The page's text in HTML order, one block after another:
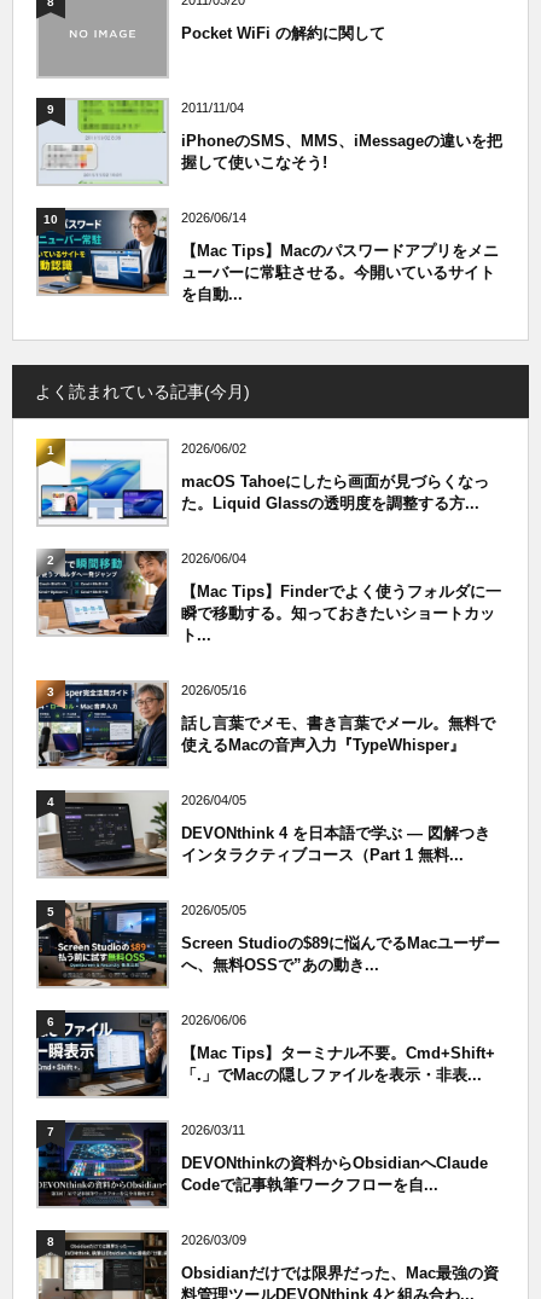
Pocket WiFi の解約に関して
9 2011/11/04
iPhoneのSMS、MMS、iMessageの違いを把
握して使いこなそう!
10 2026/06/14
【Mac Tips】Macのパスワードアプリをメニ
ューバーに常駐させる。今開いているサイト
を自動...
よく読まれている記事(今月)
1 2026/06/02
macOS Tahoeにしたら画面が見づらくなっ
た。Liquid Glassの透明度を調整する方...
2 2026/06/04
【Mac Tips】Finderでよく使うフォルダに一
瞬で移動する。知っておきたいショートカッ
ト...
3 2026/05/16
話し言葉でメモ、書き言葉でメール。無料で
使えるMacの音声入力『TypeWhisper』
4 2026/04/05
DEVONthink 4 を日本語で学ぶ — 図解つき
インタラクティブコース（Part 1 無料...
5 2026/05/05
Screen Studioの$89に悩んでるMacユーザー
へ、無料OSSで”あの動き...
6 2026/06/06
【Mac Tips】ターミナル不要。Cmd+Shift+
「.」でMacの隠しファイルを表示・非表...
7 2026/03/11
DEVONthinkの資料からObsidianへClaude
Codeで記事執筆ワークフローを自...
8 2026/03/09
Obsidianだけでは限界だった、Mac最強の資
料管理ツールDEVONthink 4と組み合わ...